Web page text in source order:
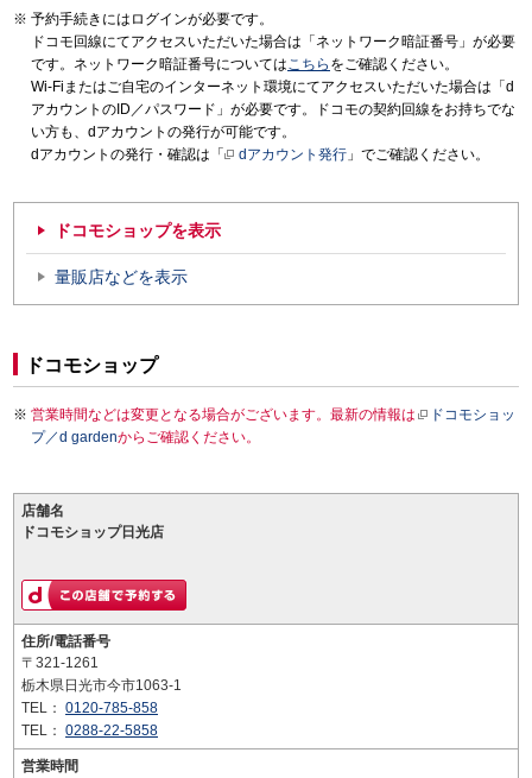
予約手続きにはログインが必要です。
ドコモ回線にてアクセスいただいた場合は「ネットワーク暗証番号」が必要
です。ネットワーク暗証番号についてはこちら をご確認ください。
Wi-Fiまたはご自宅のインターネット環境にてアクセスいただいた場合は「d
アカウントのID／パスワード」が必要です。ドコモの契約回線をお持ちでな
い方も、dアカウントの発行が可能です。
dアカウントの発行・確認は「
dアカウント発行 」でご確認ください。
ドコモショップを表示
量販店などを表示
ドコモショップ
営業時間などは変更となる場合がございます。最新の情報は
ドコモショッ
プ／d gardenからご確認ください。
店舗名
ドコモショップ日光店
住所/電話番号
〒321-1261
栃木県日光市今市1063-1
TEL： 0120-785-858
TEL： 0288-22-5858
営業時間